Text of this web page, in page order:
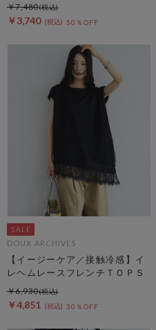
￥3,740 50％OFF
￥7,480
DOUX ARCHIVES
【イージーケア／接触冷感】イ
レヘムレースフレンチＴＯＰＳ
￥4,851 30％OFF
￥6,930